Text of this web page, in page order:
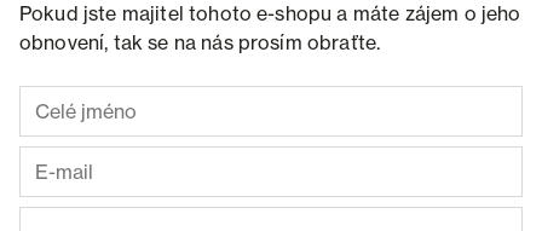
Pokud jste majitel tohoto e-shopu a máte zájem o jeho
obnovení, tak se na nás prosím obraťte.